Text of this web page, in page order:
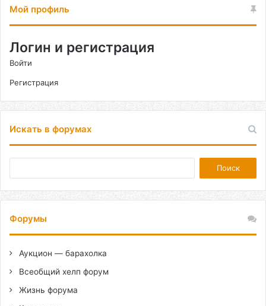
Мой профиль
Логин и регистрация
Войти
Регистрация
Искать в форумах
Форумы
Аукцион — барахолка
Всеобщий хелп форум
Жизнь форума